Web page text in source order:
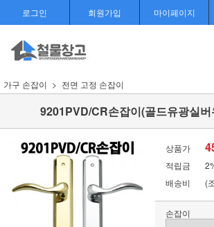
로그인 회원가입 마이페이지
가구 손잡이 전면 고정 손잡이
9201PVD/CR손잡이(골드유광실
상품가
적립금
배송비
(
손잡이